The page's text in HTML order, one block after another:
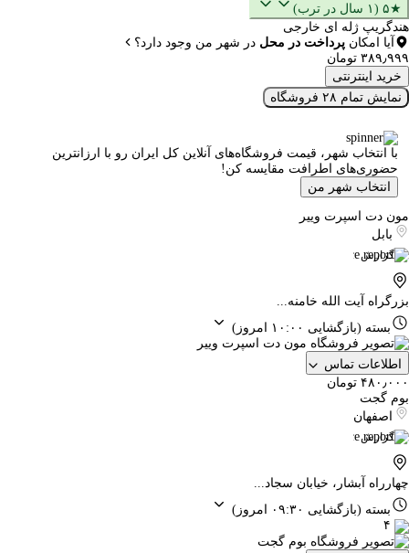
★۵ (۱ سال در ترب)
هندگریپ ژله ای خارجی
آیا امکان پرداخت در محل در شهر من وجود دارد؟
۳۸۹٫۹۹۹ تومان
خرید اینترنتی
نمایش تمام ۲۸ فروشگاه
با انتخاب شهر، قیمت فروشگاه‌های آنلاین کل ایران رو با ارزانترین
حضوری‌های اطرافت مقایسه کن!
انتخاب شهر من
مون دت اسپرت وییر
بابل
گزارش
بزرگراه آیت الله خامنه...
بسته (بازگشایی ۱۰:۰۰ امروز)
اطلاعات تماس
۴۸۰٫۰۰۰ تومان
بوم گجت
اصفهان
گزارش
چهارراه آبشار، خیابان سجاد...
بسته (بازگشایی ۰۹:۳۰ امروز)
۴